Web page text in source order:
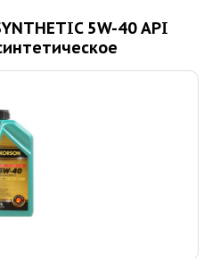
5W-40 API